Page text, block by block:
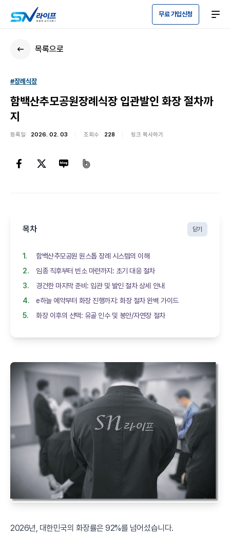
무료 가입신청
목록으로
#장례식장
함백산추모공원장례식장 입관발인 화장 절차까
지
등록일 2026. 02. 03 조회수 228 링크 복사하기
목차 닫기
함백산추모공원 원스톱 장례 시스템의 이해
임종 직후부터 빈소 마련까지: 초기 대응 절차
경건한 마지막 준비: 입관 및 발인 절차 상세 안내
e하늘 예약부터 화장 진행까지: 화장 절차 완벽 가이드
화장 이후의 선택: 유골 인수 및 봉안/자연장 절차
2026년, 대한민국의 화장률은 92%를 넘어섰습니다.